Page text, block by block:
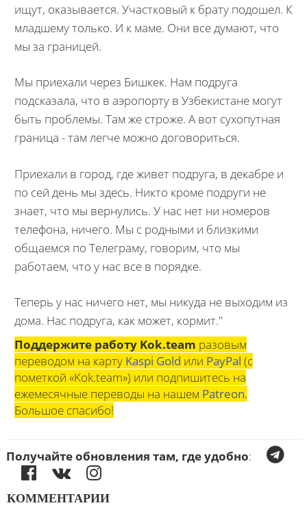
ищут, оказывается. Участковый к брату подошел. К
младшему только. И к маме. Они все думают, что
мы за границей.
Мы приехали через Бишкек. Нам подруга
подсказала, что в аэропорту в Узбекистане могут
быть проблемы. Там же строже. А вот сухопутная
граница - там легче можно договориться.
Приехали в город, где живет подруга, в декабре и
по сей день мы здесь. Никто кроме подруги не
знает, что мы вернулись. У нас нет ни номеров
телефона, ничего. Мы с родными и близкими
общаемся по Телеграму, говорим, что мы
работаем, что у нас все в порядке.
Теперь у нас ничего нет, мы никуда не выходим из
дома. Нас подруга, как может, кормит."
Поддержите работу Kok.team разовым
переводом на карту Kaspi Gold или PayPal (с
пометкой «Kok.team») или подпишитесь на
ежемесячные переводы на нашем Patreon.
Большое спасибо!
Получайте обновления там, где удобно:
КОММЕНТАРИИ